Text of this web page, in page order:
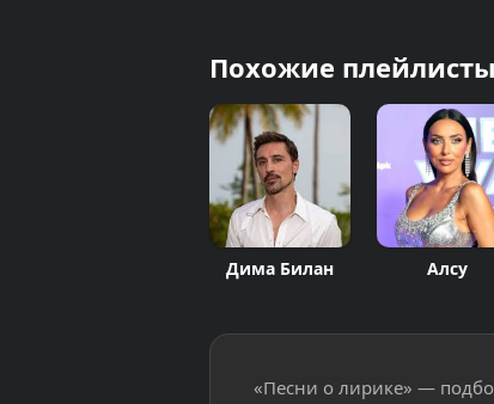
Похожие плейлисты
Дима Билан Алсу
«Песни о лирике» —